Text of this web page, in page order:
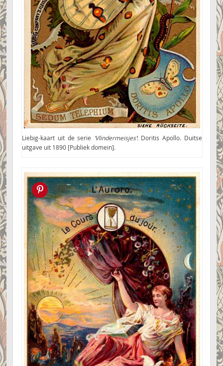
Liebig-kaart uit de serie ‘Vlindermeisjes’: Doritis Apollo. Duitse
uitgave uit 1890 [Publiek domein].
Pin this!